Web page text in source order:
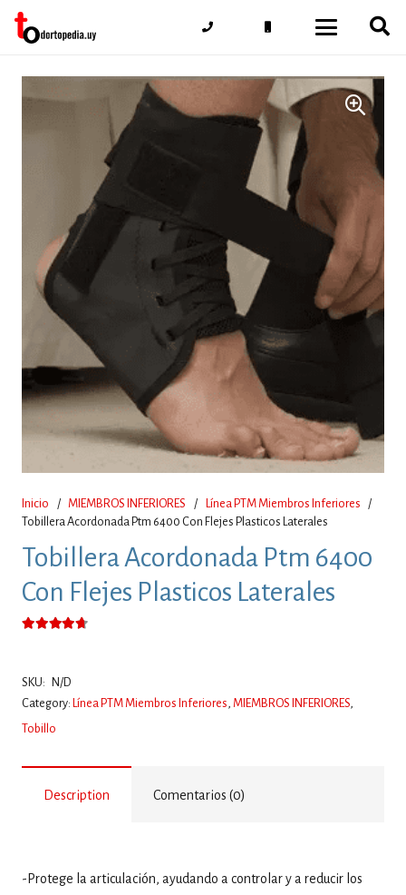
Inicio / MIEMBROS INFERIORES / Línea PTM Miembros Inferiores
/
Tobillera Acordonada Ptm 6400 Con Flejes Plasticos Laterales
Tobillera Acordonada Ptm 6400
Con Flejes Plasticos Laterales
SKU: N/D
Category: Línea PTM Miembros Inferiores , MIEMBROS INFERIORES,
Tobillo
Description Comentarios (0)
-Protege la articulación, ayudando a controlar y a reducir los